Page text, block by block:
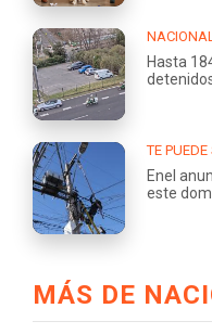
Hasta
TE PUEDE
Enel
este
MÁS DE